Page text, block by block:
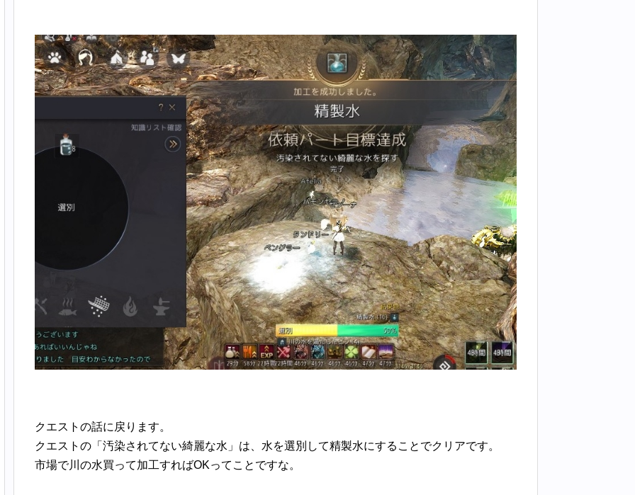
クエストの話に戻ります。
クエストの「汚染されてない綺麗な水」は、水を選別して精製水にすることでクリアです。
市場で川の水買って加工すればOKってことですな。